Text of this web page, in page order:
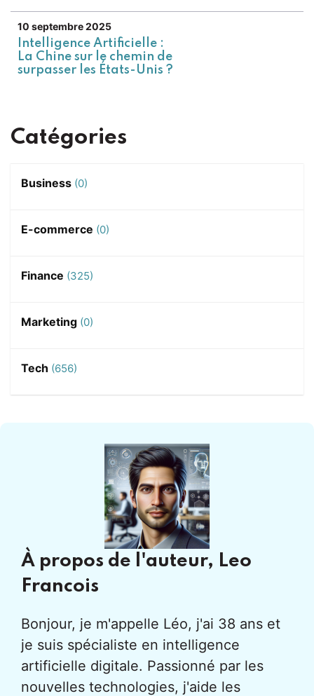
10 septembre 2025
Intelligence Artificielle :
La Chine sur le chemin de
surpasser les États-Unis ?
Catégories
Business (0)
E-commerce (0)
Finance (325)
Marketing (0)
Tech (656)
À propos de l'auteur, Leo
Francois
Bonjour, je m'appelle Léo, j'ai 38 ans et
je suis spécialiste en intelligence
artificielle digitale. Passionné par les
nouvelles technologies, j'aide les